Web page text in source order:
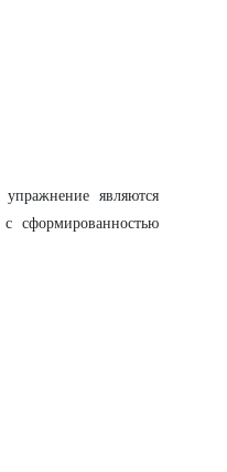
являются
сформированностью